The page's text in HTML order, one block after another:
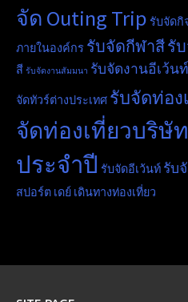
จัด Outing Trip รับจัดกิ
ภายในองค์กร รับจัดกีฬาสีรั
สี รับจัดงานสัมมนา รับจัดงานอีเว้นท์
จัดทัวร์ต่างประเทศ รับจัดท่อง
จัดท่องเที่ยวบริษัท
ประจำปี รับจัดอีเว้นท์ รับ
สปอร์ต เดย์ เดินทางท่องเที่ยว